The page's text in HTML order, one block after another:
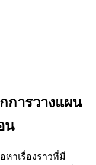
การวางแผน
น
หาเรื่องราวที่มี